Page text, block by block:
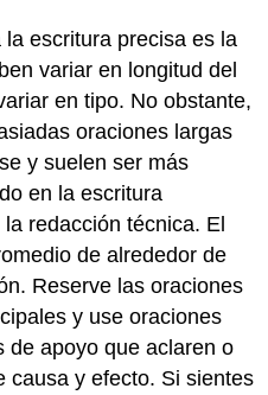
escritura precisa es la
variar en longitud del
en tipo. No obstante,
oraciones largas
y suelen ser más
en la escritura
redacción técnica. El
de alrededor de
Reserve las oraciones
y use oraciones
de apoyo que aclaren o
causa y efecto. Si sientes